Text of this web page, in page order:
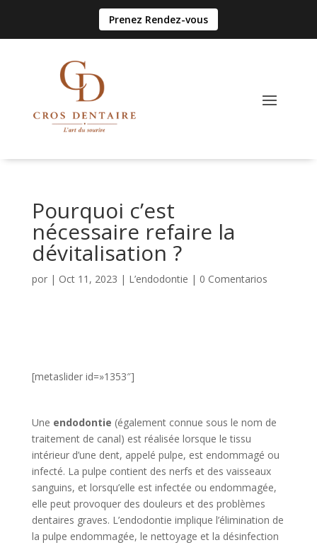
Prenez Rendez-vous
Pourquoi c’est
nécessaire refaire la
dévitalisation ?
por | Oct 11, 2023 | L’endodontie | 0 Comentarios
[metaslider id=»1353″]
Une endodontie (également connue sous le nom de
traitement de canal) est réalisée lorsque le tissu
intérieur d’une dent, appelé pulpe, est endommagé ou
infecté. La pulpe contient des nerfs et des vaisseaux
sanguins, et lorsqu’elle est infectée ou endommagée,
elle peut provoquer des douleurs et des problèmes
dentaires graves. L’endodontie implique l’élimination de
la pulpe endommagée, le nettoyage et la désinfection